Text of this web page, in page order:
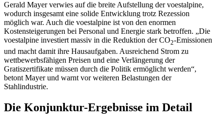
Gerald Mayer verwies auf die breite Aufstellung der voestalpine,
wodurch insgesamt eine solide Entwicklung trotz Rezession
möglich war. Auch die voestalpine ist von den enormen
Kostensteigerungen bei Personal und Energie stark betroffen. „Die
voestalpine investiert massiv in die Reduktion der CO2-Emissionen
und macht damit ihre Hausaufgaben. Ausreichend Strom zu
wettbewerbsfähigen Preisen und eine Verlängerung der
Gratiszertifikate müssen durch die Politik ermöglicht werden“,
betont Mayer und warnt vor weiteren Belastungen der
Stahlindustrie.
Die Konjunktur-Ergebnisse im Detail